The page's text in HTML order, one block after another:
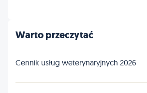
Warto przeczytać
Cennik usług weterynaryjnych 2026